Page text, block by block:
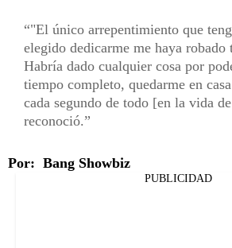
"El único arrepentimiento que
elegido dedicarme me haya robado
Habría dado cualquier cosa por
tiempo completo, quedarme en
cada segundo de todo [en la vida
reconoció.
Por: Bang Showbiz
PUBLICIDAD